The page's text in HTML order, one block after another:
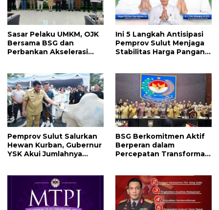
Sasar Pelaku UMKM, OJK
Bersama BSG dan
Perbankan Akselerasi
Ini 5 Langkah Antisipasi
Pemprov Sulut Menjaga
Stabilitas Harga Pangan
Pemprov Sulut Salurkan
Hewan Kurban, Gubernur
YSK Akui Jumlahnya
Kemampuan Anggaran
BSG Berkomitmen Aktif
Berperan dalam
Percepatan Transformasi